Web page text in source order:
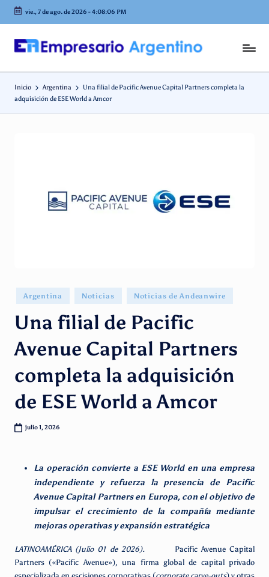
Saltar
contenido
vie., 7 de ago. de 2026 -4:08:07 PM
E
m
p
r
n
ti
n
o
en
Argentina
Inicio Argentina
Una filial de Pacific Avenue Capital Partners completa la
adquisición de ESE World a Amcor
Publicado
en
Argentina Noticias Noticias de Andeanwire
Una filial de Pacific
Avenue Capital Partners
completa la adquisición
de ESE World a Amcor
julio 1, 2026
La operación convierte a ESE World en una empresa
independiente y refuerza la presencia de Pacific
Avenue Capital Partners en Europa, con el objetivo de
impulsar el crecimiento de la compañía mediante
mejoras operativas y expansión estratégica
LATINOAMÉRICA (Julio 01 de 2026). Pacific Avenue Capital
Partners («Pacific Avenue»), una firma global de capital privado